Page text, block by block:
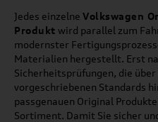
Jedes einzelne Volkswagen
Produkt wird parallel zum
modernster
Materialien hergestellt. Erst
Sicherheitsprüfungen, die
vorgeschriebenen Standards
passgenauen Original
Sortiment. Damit Sie sicher